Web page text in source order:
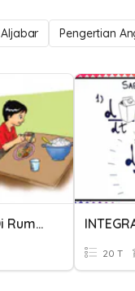
Aljabar Pengertian
Aturan Makan Di Rumah
20 T